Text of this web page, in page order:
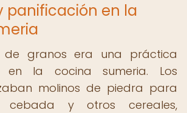
panificación en la
de granos era una práctica
en la cocina sumeria. Los
molinos de piedra para
cebada y otros cereales,